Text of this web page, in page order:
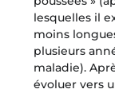
lesquelles il
moins
plusieurs
maladie).
évoluer vers